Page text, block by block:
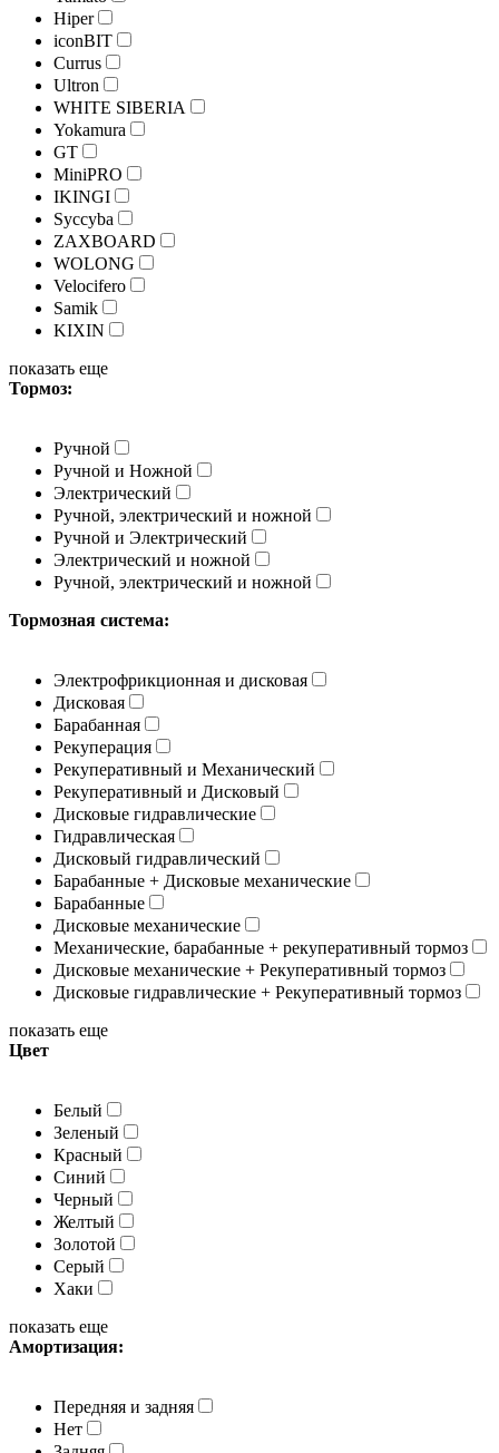
Hiper
iconBIT
Currus
Ultron
WHITE SIBERIA
Yokamura
GT
MiniPRO
IKINGI
Syccyba
ZAXBOARD
WOLONG
Velocifero
Samik
KIXIN
показать еще
Тормоз:
Ручной
Ручной и Ножной
Электрический
Ручной, электрический и ножной
Ручной и Электрический
Электрический и ножной
Ручной, электрический и ножной​
Тормозная система:
Электрофрикционная и дисковая
Дисковая
Барабанная
Рекуперация
Рекуперативный и Механический
Рекуперативный и Дисковый
Дисковые гидравлические
Гидравлическая
Дисковый гидравлический
Барабанные + Дисковые механические
Барабанные
Дисковые механические
Механические, барабанные + рекуперативный тормоз
Дисковые механические + Рекуперативный тормоз
Дисковые гидравлические + Рекуперативный тормоз
показать еще
Цвет
Белый
Зеленый
Красный
Синий
Черный
Желтый
Золотой
Серый
Хаки
показать еще
Амортизация:
Передняя и задняя
Нет